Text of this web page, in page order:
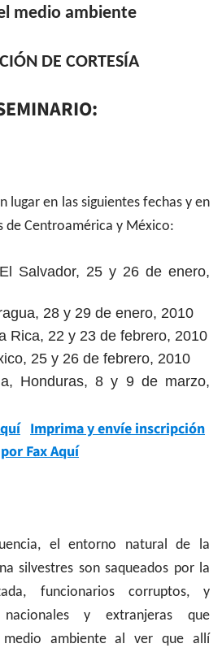
medio ambiente
DE CORTESÍA
lugar en las siguientes fechas y en
de Centroamérica y México:
Salvador, 25 y 26 de enero,
28 y 29 de enero, 2010
Rica, 22 y 23 de febrero, 2010
25 y 26 de febrero, 2010
Honduras, 8 y 9 de marzo,
Imprima y envíe inscripción
por Fax Aquí
el entorno natural de la
silvestres son saqueados por la
funcionarios corruptos, y
nacionales y extranjeras que
ambiente al ver que allí